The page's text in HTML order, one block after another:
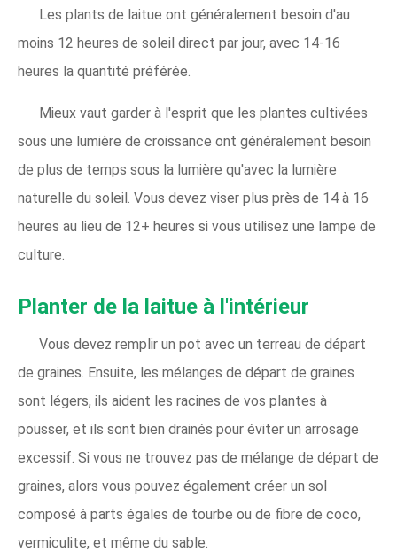
Les plants de laitue ont généralement besoin d'au
moins 12 heures de soleil direct par jour, avec 14-16
heures la quantité préférée.
Mieux vaut garder à l'esprit que les plantes cultivées
sous une lumière de croissance ont généralement besoin
de plus de temps sous la lumière qu'avec la lumière
naturelle du soleil. Vous devez viser plus près de 14 à 16
heures au lieu de 12+ heures si vous utilisez une lampe de
culture.
Planter de la laitue à l'intérieur
Vous devez remplir un pot avec un terreau de départ
de graines. Ensuite, les mélanges de départ de graines
sont légers, ils aident les racines de vos plantes à
pousser, et ils sont bien drainés pour éviter un arrosage
excessif. Si vous ne trouvez pas de mélange de départ de
graines, alors vous pouvez également créer un sol
composé à parts égales de tourbe ou de fibre de coco,
vermiculite, et même du sable.